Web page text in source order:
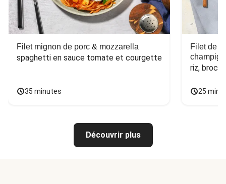
Filet mignon de porc & mozzarella
spaghetti en sauce tomate et courgette
35 minutes
Filet de
riz,
25
Découvrir plus